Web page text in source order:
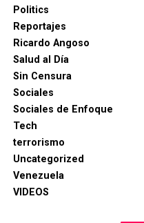
Politics
Reportajes
Ricardo Angoso
Salud al Día
Sin Censura
Sociales
Sociales de Enfoque
Tech
terrorismo
Uncategorized
Venezuela
VIDEOS